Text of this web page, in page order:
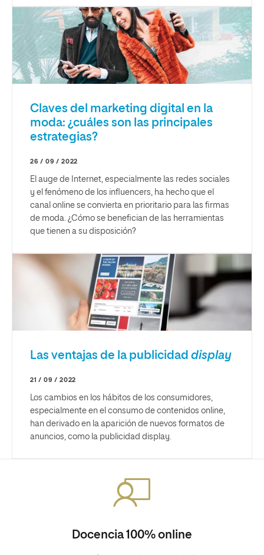
Claves del marketing digital en la
moda: ¿cuáles son las principales
estrategias?
26 / 09 / 2022
El auge de Internet, especialmente las redes sociales
y el fenómeno de los influencers, ha hecho que el
canal online se convierta en prioritario para las firmas
de moda. ¿Cómo se benefician de las herramientas
que tienen a su disposición?
Las ventajas de la publicidad display
21 / 09 / 2022
Los cambios en los hábitos de los consumidores,
especialmente en el consumo de contenidos online,
han derivado en la aparición de nuevos formatos de
anuncios, como la publicidad display.
Docencia 100% online